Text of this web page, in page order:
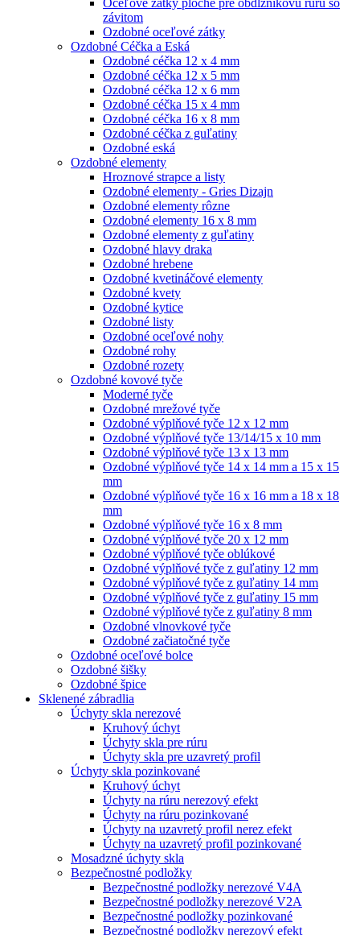
Oceľové zátky ploché pre obdĺžnikovú rúru so
závitom
Ozdobné oceľové zátky
Ozdobné Céčka a Eská
Ozdobné céčka 12 x 4 mm
Ozdobné céčka 12 x 5 mm
Ozdobné céčka 12 x 6 mm
Ozdobné céčka 15 x 4 mm
Ozdobné céčka 16 x 8 mm
Ozdobné céčka z guľatiny
Ozdobné eská
Ozdobné elementy
Hroznové strapce a listy
Ozdobné elementy - Gries Dizajn
Ozdobné elementy rôzne
Ozdobné elementy 16 x 8 mm
Ozdobné elementy z guľatiny
Ozdobné hlavy draka
Ozdobné hrebene
Ozdobné kvetináčové elementy
Ozdobné kvety
Ozdobné kytice
Ozdobné listy
Ozdobné oceľové nohy
Ozdobné rohy
Ozdobné rozety
Ozdobné kovové tyče
Moderné tyče
Ozdobné mrežové tyče
Ozdobné výplňové tyče 12 x 12 mm
Ozdobné výplňové tyče 13/14/15 x 10 mm
Ozdobné výplňové tyče 13 x 13 mm
Ozdobné výplňové tyče 14 x 14 mm a 15 x 15
mm
Ozdobné výplňové tyče 16 x 16 mm a 18 x 18
mm
Ozdobné výplňové tyče 16 x 8 mm
Ozdobné výplňové tyče 20 x 12 mm
Ozdobné výplňové tyče oblúkové
Ozdobné výplňové tyče z guľatiny 12 mm
Ozdobné výplňové tyče z guľatiny 14 mm
Ozdobné výplňové tyče z guľatiny 15 mm
Ozdobné výplňové tyče z guľatiny 8 mm
Ozdobné vlnovkové tyče
Ozdobné začiatočné tyče
Ozdobné oceľové bolce
Ozdobné šišky
Ozdobné špice
Sklenené zábradlia
Úchyty skla nerezové
Kruhový úchyt
Úchyty skla pre rúru
Úchyty skla pre uzavretý profil
Úchyty skla pozinkované
Kruhový úchyt
Úchyty na rúru nerezový efekt
Úchyty na rúru pozinkované
Úchyty na uzavretý profil nerez efekt
Úchyty na uzavretý profil pozinkované
Mosadzné úchyty skla
Bezpečnostné podložky
Bezpečnostné podložky nerezové V4A
Bezpečnostné podložky nerezové V2A
Bezpečnostné podložky pozinkované
Bezpečnostné podložky nerezový efekt